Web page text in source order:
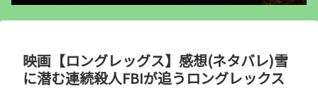
映画【ロングレッグス】感想(ネタバレ)雪
に潜む連続殺人FBIが追うロングレックス